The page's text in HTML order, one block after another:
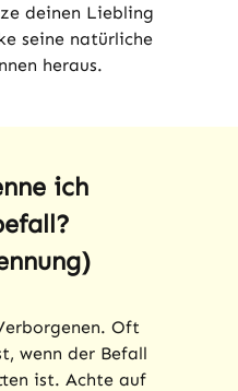
deinen Liebling
seine natürliche
heraus.
ich
Oft
wenn der Befall
ist. Achte auf